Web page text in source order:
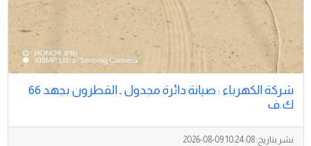
شركة الكهرباء : صيانة دائرة مجدول ـ القطرون بجهد 66
ك.ف
نشر بتاريخ:2026-08-09 10:24:08